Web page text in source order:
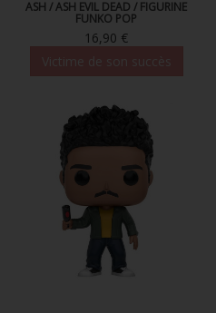
FIGURINE POP AD ICONS
FIGURINES POP AUTRES COMICS
POP PROTECTION
PORTE-CLÉS POCKET POP
FUNKO VINYL SODA
ASH / ASH EVIL DEAD / FIGURINE
FUNKO POP
16,90 €